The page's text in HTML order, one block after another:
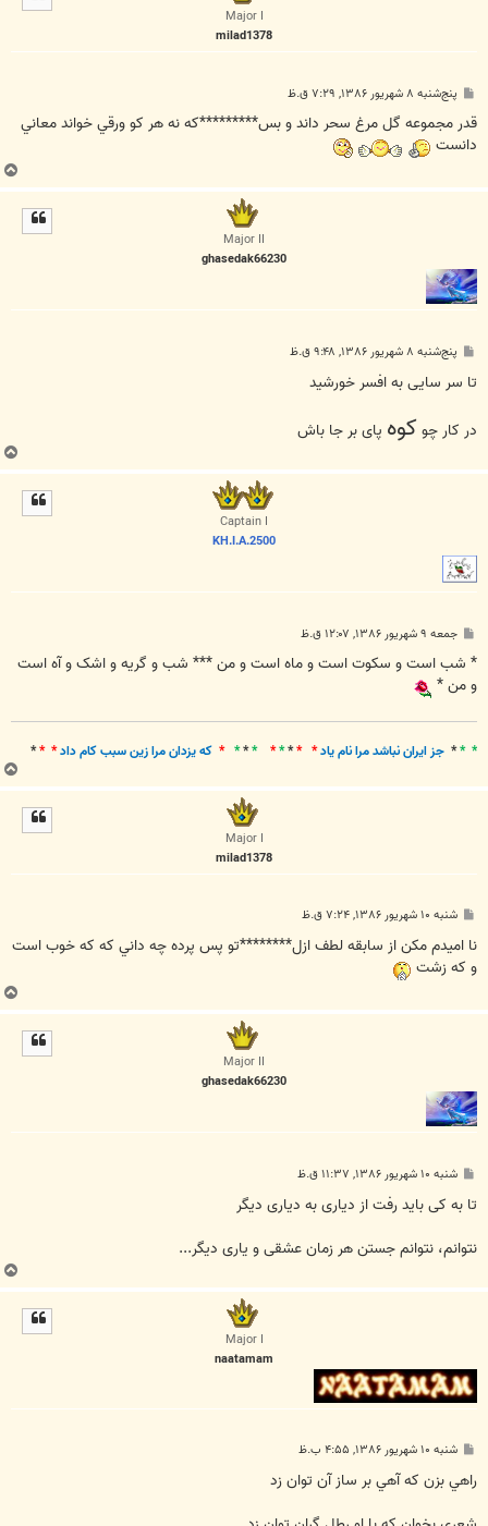
Major I
milad1378
پ
ت
پنج‌شنبه ۸ شهریور ۱۳۸۶, ۷:۲۹ ق.ظ
قدر مجموعه گل مرغ سحر داند و بس*********كه نه هر كو ورقي خواند معاني
دانست
ب
ا
Major II
ghasedak66230
پ
ت
پنج‌شنبه ۸ شهریور ۱۳۸۶, ۹:۴۸ ق.ظ
تا سر سایی به افسر خورشید
در کار چوکوهپای بر جا باش
ب
ا
Captain I
KH.I.A.2500
پ
ت
جمعه ۹ شهریور ۱۳۸۶, ۱۲:۰۷ ق.ظ
* شب است و سکوت است و ماه است و من *** شب و گريه و اشک و آه است
و من *
* *
* جز ايران نباشد مرا نام ياد* *
*
*
*
*
*
*
* که يزدان مرا زين سبب کام داد* *
*
ب
ا
Major I
milad1378
پ
ت
شنبه ۱۰ شهریور ۱۳۸۶, ۷:۲۴ ق.ظ
نا اميدم مكن از سابقه لطف ازل********تو پس پرده چه داني كه كه خوب است
و كه زشت
ب
ا
Major II
ghasedak66230
پ
ت
شنبه ۱۰ شهریور ۱۳۸۶, ۱۱:۳۷ ق.ظ
تا به کی باید رفت از دیاری به دیاری دیگر
نتوانم، نتوانم جستن هر زمان عشقی و یاری دیگر...
ب
ا
Major I
naatamam
پ
ت
شنبه ۱۰ شهریور ۱۳۸۶, ۴:۵۵ ب.ظ
راهي بزن که آهي بر ساز آن توان زد